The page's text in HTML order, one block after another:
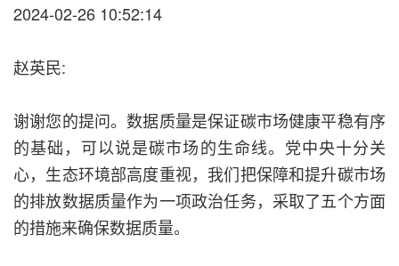
2024-02-26 10:52:14
赵英民:
谢谢您的提问。数据质量是保证碳市场健康平稳有序
的基础，可以说是碳市场的生命线。党中央十分关
心，生态环境部高度重视，我们把保障和提升碳市场
的排放数据质量作为一项政治任务，采取了五个方面
的措施来确保数据质量。